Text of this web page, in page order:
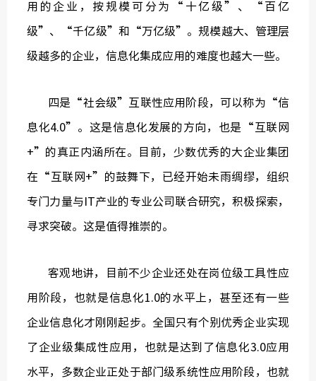
用的企业，按规模可分为“十亿级”、“百亿
级”、“千亿级”和“万亿级”。规模越大、管理层
级越多的企业，信息化集成应用的难度也越大一些。
四是“社会级”互联性应用阶段，可以称为“信
息化4.0”。这是信息化发展的方向，也是“互联网
+”的真正内涵所在。目前，少数优秀的大企业集团
在“互联网+”的鼓舞下，已经开始未雨绸缪，组织
专门力量与IT产业的专业公司联合研究，积极探索，
寻求突破。这是值得推崇的。
客观地讲，目前不少企业还处在岗位级工具性应
用阶段，也就是信息化1.0的水平上，甚至还有一些
企业信息化才刚刚起步。全国只有个别优秀企业实现
了企业级集成性应用，也就是达到了信息化3.0应用
水平，多数企业正处于部门级系统性应用阶段，也就